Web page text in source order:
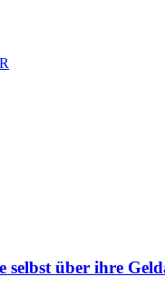
über ihre